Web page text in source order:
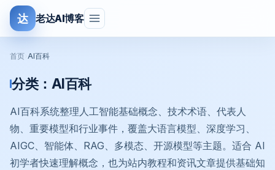
达 老达AI博客
首页 AI百科
分类： AI百科
AI百科系统整理人工智能基础概念、技术术语、代表人
物、重要模型和行业事件，覆盖大语言模型、深度学习、
AIGC、智能体、RAG、多模态、开源模型等主题。适合 AI
初学者快速理解概念，也为站内教程和资讯文章提供基础知